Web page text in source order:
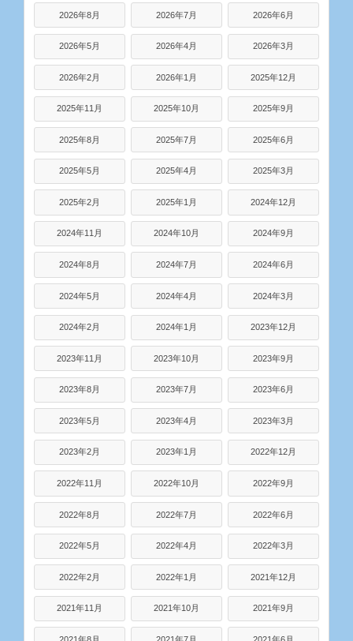
2026年8月 2026年7月 2026年6月
2026年5月 2026年4月 2026年3月
2026年2月 2026年1月 2025年12月
2025年11月 2025年10月 2025年9月
2025年8月 2025年7月 2025年6月
2025年5月 2025年4月 2025年3月
2025年2月 2025年1月 2024年12月
2024年11月 2024年10月 2024年9月
2024年8月 2024年7月 2024年6月
2024年5月 2024年4月 2024年3月
2024年2月 2024年1月 2023年12月
2023年11月 2023年10月 2023年9月
2023年8月 2023年7月 2023年6月
2023年5月 2023年4月 2023年3月
2023年2月 2023年1月 2022年12月
2022年11月 2022年10月 2022年9月
2022年8月 2022年7月 2022年6月
2022年5月 2022年4月 2022年3月
2022年2月 2022年1月 2021年12月
2021年11月 2021年10月 2021年9月